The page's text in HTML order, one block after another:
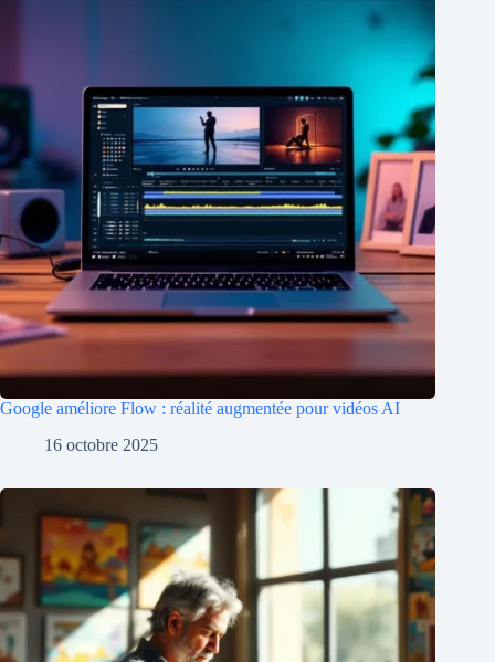
Google améliore Flow : réalité augmentée pour vidéos AI
16 octobre 2025